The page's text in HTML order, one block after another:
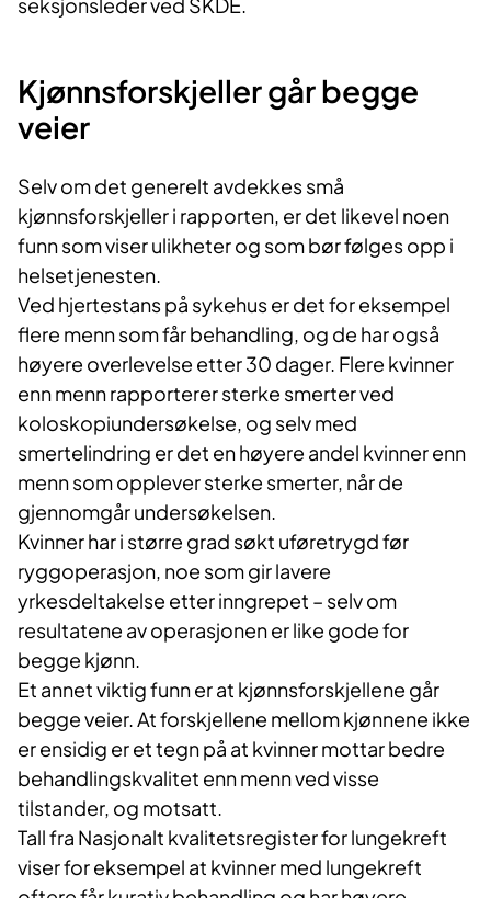
seksjonsleder ved SKDE.
Kjønnsforskjeller går begge
veier
Selv om det generelt avdekkes små
kjønnsforskjeller i rapporten, er det likevel noen
funn som viser ulikheter og som bør følges opp i
helsetjenesten.
Ved hjertestans på sykehus er det for eksempel
flere menn som får behandling, og de har også
høyere overlevelse etter 30 dager. Flere kvinner
enn menn rapporterer sterke smerter ved
koloskopiundersøkelse, og selv med
smertelindring er det en høyere andel kvinner enn
menn som opplever sterke smerter, når de
gjennomgår undersøkelsen.
Kvinner har i større grad søkt uføretrygd før
ryggoperasjon, noe som gir lavere
yrkesdeltakelse etter inngrepet – selv om
resultatene av operasjonen er like gode for
begge kjønn.
Et annet viktig funn er at kjønnsforskjellene går
begge veier. At forskjellene mellom kjønnene ikke
er ensidig er et tegn på at kvinner mottar bedre
behandlingskvalitet enn menn ved visse
tilstander, og motsatt.
Tall fra Nasjonalt kvalitetsregister for lungekreft
viser for eksempel at kvinner med lungekreft